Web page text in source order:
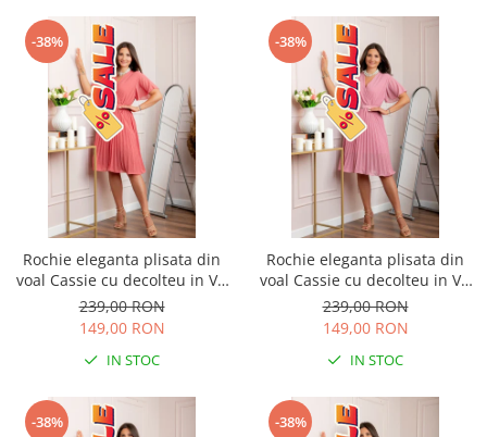
-38%
Rochie eleganta plisata din
voal Cassie cu decolteu in V -
Corai
239,00 RON
149,00 RON
IN STOC
-38%
Rochie eleganta plisata din
voal Cassie cu decolteu in V -
Roz
239,00 RON
149,00 RON
IN STOC
-38% -38%